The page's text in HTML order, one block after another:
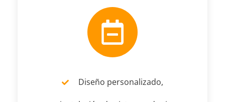
Diseño personalizado,